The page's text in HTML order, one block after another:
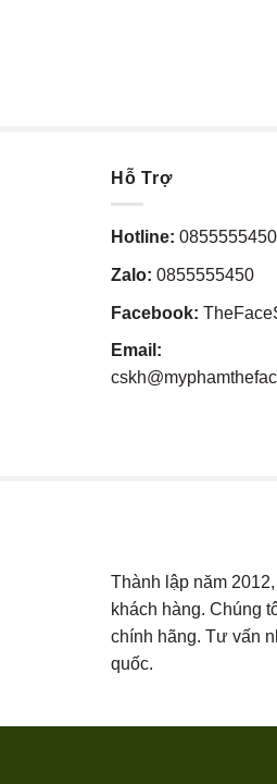
Hỗ Trợ
Hotline: 0855555450
Zalo: 0855555450
Facebook:
Email:
Thành lập năm
khách hàng. Chúng
chính hãng. Tư vấn
quốc.